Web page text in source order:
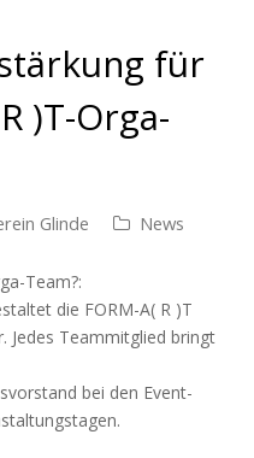
für
)T-Orga-
Glinde News
Team?:
die FORM-A( R )T
Jedes Teammitglied bringt
bei den Event-